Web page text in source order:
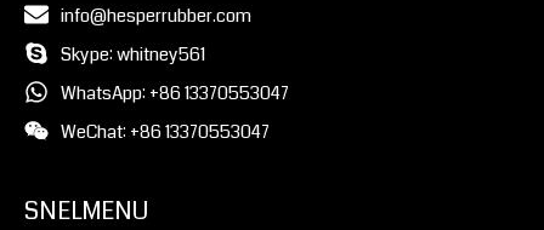
info@hesperrubber.com
Skype: whitney561
WhatsApp: +86 13370553047
WeChat: +86 13370553047
SNELMENU